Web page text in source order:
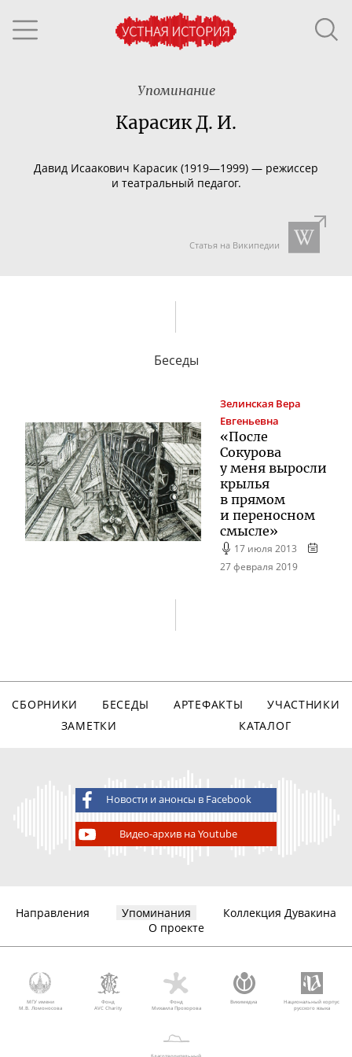
Упоминание
Карасик Д. И.
Давид Исаакович Карасик (1919—1999) — режиссер
и театральный педагог.
Статья на Википедии
Беседы
Зелинская Вера
Евгеньевна
«После
Сокурова
у меня выросли
крылья
в прямом
и переносном
смысле»
17 июля 2013
27 февраля 2019
СБОРНИКИ БЕСЕДЫ АРТЕФАКТЫ
УЧАСТНИКИ
ЗАМЕТКИ
КАТАЛОГ
Новости и анонсы в Facebook
Видео-архив на Youtube
Направления Упоминания
Коллекция Дувакина
О проекте
МГУ имени
М.В. Ломоносова
Фонд
AVC Charity
Фонд
Михаила Прохорова
Викимедиа
Национальный корпус
русского языка